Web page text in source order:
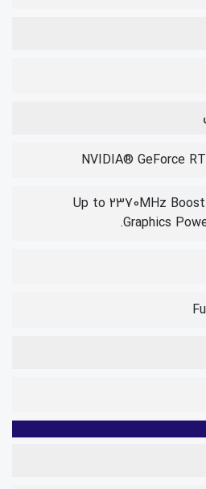
NVIDIA® GeForce
Up to 2370MHz Boost
Graphics